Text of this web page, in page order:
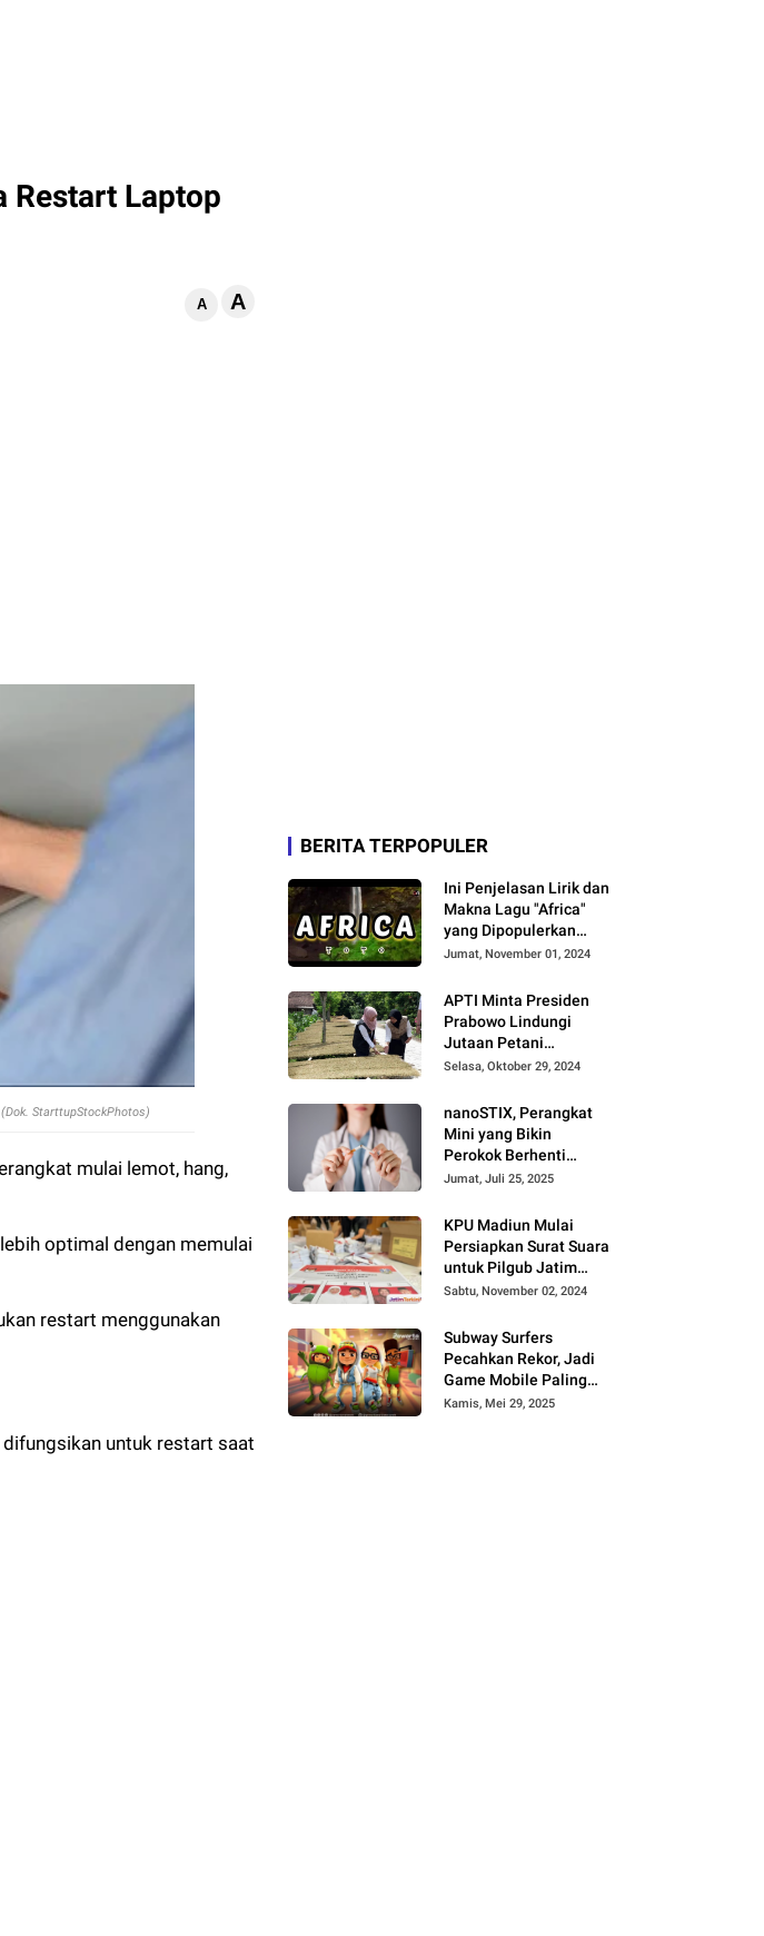
Restart Laptop
A A
StarttupStockPhotos)
mulai lemot, hang,
optimal dengan memulai
restart menggunakan
untuk restart saat
BERITA TERPOPULER
Ini Penjelasan Lirik dan
Makna Lagu "Africa"
yang Dipopulerkan
Grup Band Toto
Jumat, November 01, 2024
APTI Minta Presiden
Prabowo Lindungi
Jutaan Petani
Tembakau
Selasa, Oktober 29, 2024
nanoSTIX, Perangkat
Mini yang Bikin
Perokok Berhenti
dalam Waktu Singkat!
Jumat, Juli 25, 2025
KPU Madiun Mulai
Persiapkan Surat Suara
untuk Pilgub Jatim
2024
Sabtu, November 02, 2024
Subway Surfers
Pecahkan Rekor, Jadi
Game Mobile Paling
Populer Sepanjang
Kamis, Mei 29, 2025